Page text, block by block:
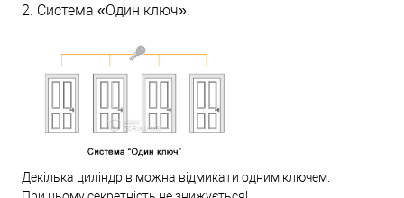
2. Система «Один ключ».
Декілька циліндрів можна відмикати одним ключем.